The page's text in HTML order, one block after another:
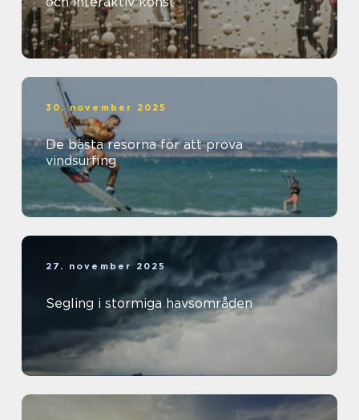
30. november 2025
De bästa resorna för att prova
vindsurfing
27. november 2025
Segling i stormiga havsområden